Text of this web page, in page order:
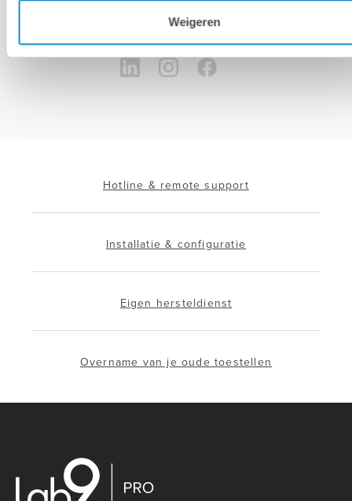
Weigeren
nieuwsbrief te kunnen mailen. We geven dit adres niet door aan
derden, en houden het bij zolang je je niet uitschrijft.
Hotline & remote support
Installatie & configuratie
Eigen hersteldienst
Overname van je oude toestellen